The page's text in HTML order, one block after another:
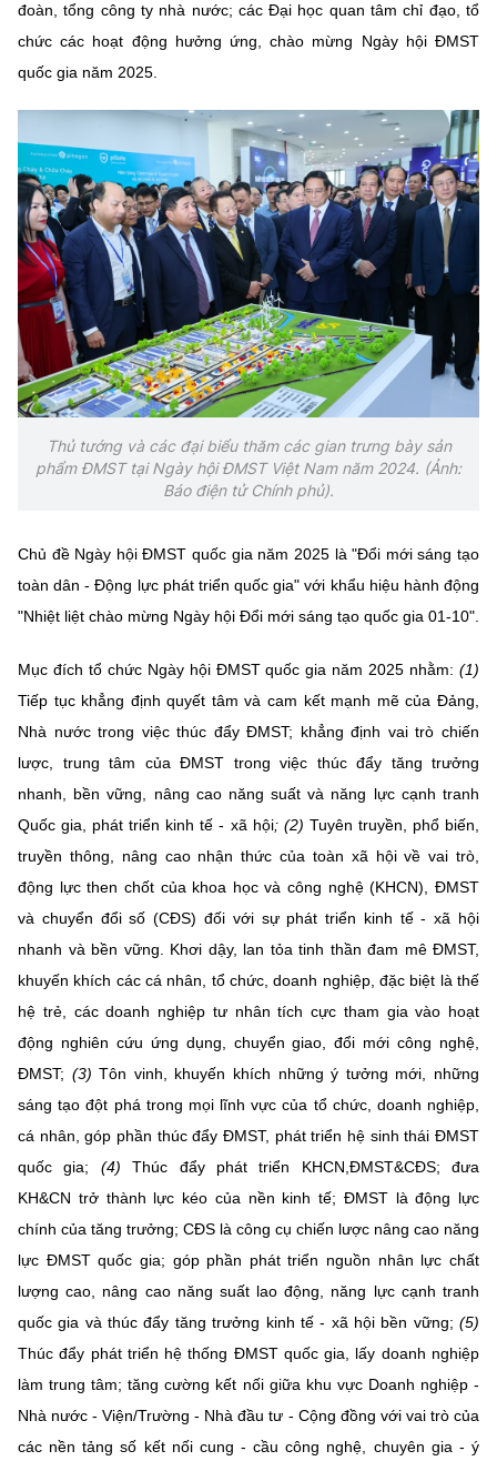
Tin tổng hợp
Tin địa phương
Bưu chính, Viễn thông
Sở hữu trí tuệ
Tiêu chuẩn, đo lường, chất lượng
Năng lượng nguyên tử
Infographic
Ảnh
Nhiệm vụ trọng tâm
Chọn ngôn ngữ
Vietnamese English
BỘ KHOA HỌC VÀ CÔNG NGHỆ
MINISTRY OF SCIENCE AND TECHNOLOGY
Điều khoản sử dụng Theo dõi MST: Góp ý
Chịu trách nhiệm nội dung: Nguyễn Thị Hải Hằng
Địa chỉ: Ban Biên tập Cổng TTĐT - 18 Nguyễn Du, TP. Hà Nội
Email:stc@mst.gov.vn
©2026 Bản quyền thuộc Bộ Khoa Học và Công Nghệ
đoàn, tổng công ty nhà nước; các Đại học quan tâm chỉ đạo, tổ
chức các hoạt động hưởng ứng, chào mừng Ngày hội ĐMST
quốc gia năm 2025.
Thủ tướng và các đại biểu thăm các gian trưng bày sản
phẩm ĐMST tại Ngày hội ĐMST Việt Nam năm 2024. (Ảnh:
Báo điện tử Chính phủ).
Chủ đề Ngày hội ĐMST quốc gia năm 2025 là "Đổi mới sáng tạo
toàn dân - Động lực phát triển quốc gia" với khẩu hiệu hành động
"Nhiệt liệt chào mừng Ngày hội Đổi mới sáng tạo quốc gia 01-10".
Mục đích tổ chức Ngày hội ĐMST quốc gia năm 2025 nhằm: (1)
Tiếp tục khẳng định quyết tâm và cam kết mạnh mẽ của Đảng,
Nhà nước trong việc thúc đẩy ĐMST; khẳng định vai trò chiến
lược, trung tâm của ĐMST trong việc thúc đẩy tăng trưởng
nhanh, bền vững, nâng cao năng suất và năng lực cạnh tranh
Quốc gia, phát triển kinh tế - xã hội; (2) Tuyên truyền, phổ biến,
truyền thông, nâng cao nhận thức của toàn xã hội về vai trò,
động lực then chốt của khoa học và công nghệ (KHCN), ĐMST
và chuyển đổi số (CĐS) đối với sự phát triển kinh tế - xã hội
nhanh và bền vững. Khơi dậy, lan tỏa tinh thần đam mê ĐMST,
khuyến khích các cá nhân, tổ chức, doanh nghiệp, đặc biệt là thế
hệ trẻ, các doanh nghiệp tư nhân tích cực tham gia vào hoạt
động nghiên cứu ứng dụng, chuyển giao, đổi mới công nghệ,
ĐMST; (3) Tôn vinh, khuyến khích những ý tưởng mới, những
sáng tạo đột phá trong mọi lĩnh vực của tổ chức, doanh nghiệp,
cá nhân, góp phần thúc đẩy ĐMST, phát triển hệ sinh thái ĐMST
quốc gia; (4) Thúc đẩy phát triển KHCN,ĐMST&CĐS; đưa
KH&CN trở thành lực kéo của nền kinh tế; ĐMST là động lực
chính của tăng trưởng; CĐS là công cụ chiến lược nâng cao năng
lực ĐMST quốc gia; góp phần phát triển nguồn nhân lực chất
lượng cao, nâng cao năng suất lao động, năng lực cạnh tranh
quốc gia và thúc đẩy tăng trưởng kinh tế - xã hội bền vững; (5)
Thúc đẩy phát triển hệ thống ĐMST quốc gia, lấy doanh nghiệp
làm trung tâm; tăng cường kết nối giữa khu vực Doanh nghiệp -
Nhà nước - Viện/Trường - Nhà đầu tư - Cộng đồng với vai trò của
các nền tảng số kết nối cung - cầu công nghệ, chuyên gia - ý